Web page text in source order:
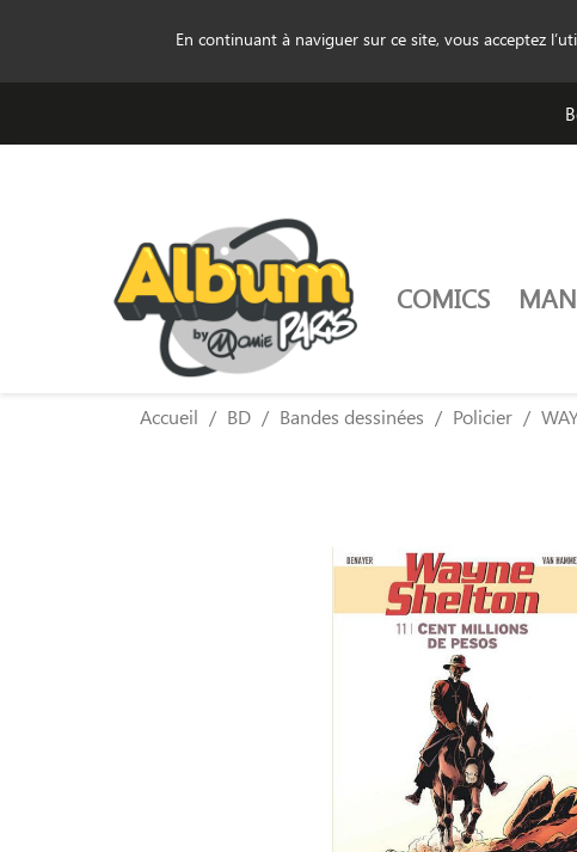
En continuant à naviguer sur ce site, vous acceptez
COMICS
Accueil BD Bandes dessinées Policier